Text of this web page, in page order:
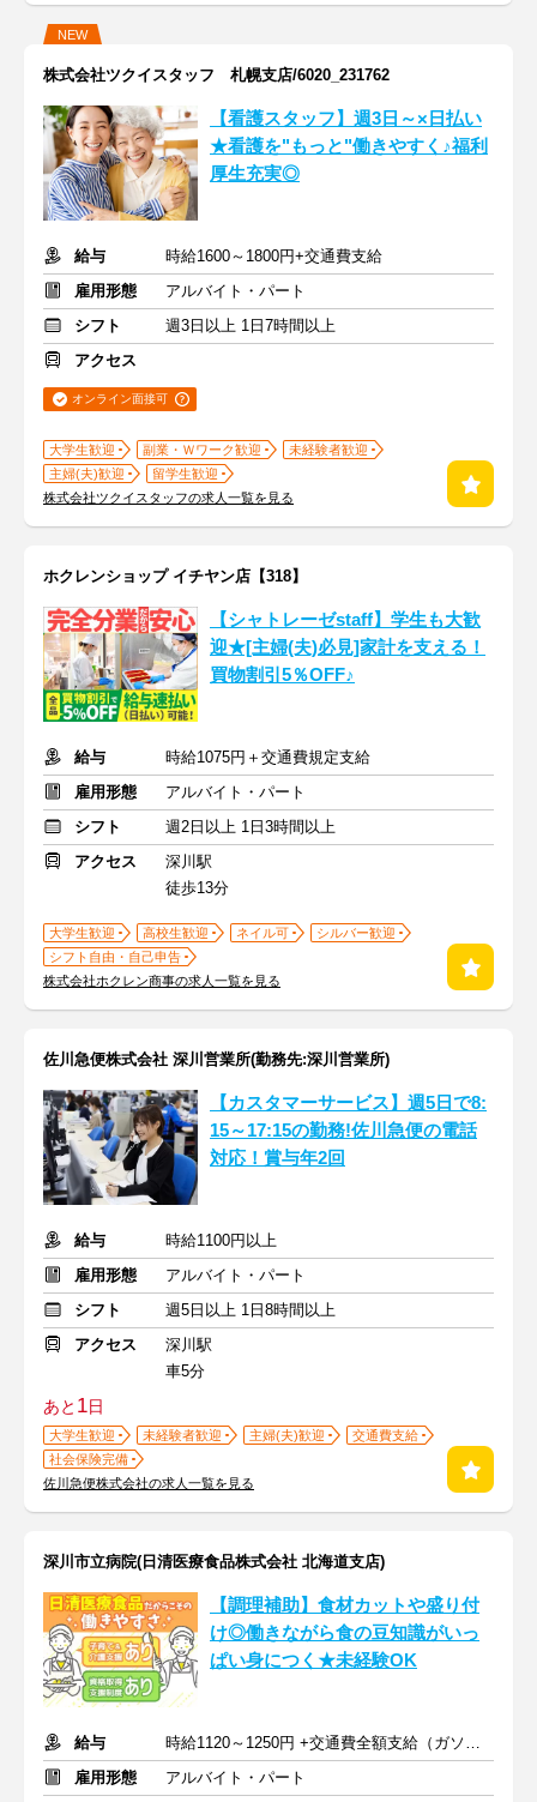
NEW
株式会社ツクイスタッフ 札幌支店/6020_231762
【看護スタッフ】週3日～×日払い
★看護を"もっと"働きやすく♪福利
厚生充実◎
給与
時給1600～1800円+交通費支給
雇用形態
アルバイト・パート
シフト
週3日以上 1日7時間以上
アクセス
オンライン面接可
大学生歓迎 副業・Ｗワーク歓迎
未経験者歓迎
主婦(夫)歓迎
留学生歓迎
株式会社ツクイスタッフの求人一覧を見る
ホクレンショップ イチヤン店【318】
【シャトレーゼstaff】学生も大歓
迎★[主婦(夫)必見]家計を支える！
買物割引5％OFF♪
給与
時給1075円＋交通費規定支給
雇用形態
アルバイト・パート
シフト
週2日以上 1日3時間以上
アクセス
深川駅
徒歩13分
大学生歓迎 高校生歓迎 ネイル可
シルバー歓迎
シフト自由・自己申告
株式会社ホクレン商事の求人一覧を見る
佐川急便株式会社 深川営業所(勤務先:深川営業所)
【カスタマーサービス】週5日で8:
15～17:15の勤務!佐川急便の電話
対応！賞与年2回
給与
時給1100円以上
雇用形態
アルバイト・パート
シフト
週5日以上 1日8時間以上
アクセス
深川駅
車5分
あと 1日
大学生歓迎 未経験者歓迎 主婦(夫)歓迎
交通費支給
社会保険完備
佐川急便株式会社の求人一覧を見る
深川市立病院(日清医療食品株式会社 北海道支店)
【調理補助】食材カットや盛り付
け◎働きながら食の豆知識がいっ
ぱい身につく★未経験OK
給与
時給1120～1250円 +交通費全額支給（ガソリン代も支給）
雇用形態
アルバイト・パート